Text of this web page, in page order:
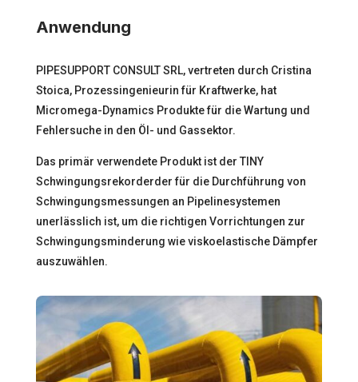
Anwendung
PIPESUPPORT CONSULT SRL, vertreten durch Cristina
Stoica, Prozessingenieurin für Kraftwerke, hat
Micromega-Dynamics Produkte für die Wartung und
Fehlersuche in den Öl- und Gassektor.
Das primär verwendete Produkt ist der TINY
Schwingungsrekorderder für die Durchführung von
Schwingungsmessungen an Pipelinesystemen
unerlässlich ist, um die richtigen Vorrichtungen zur
Schwingungsminderung wie viskoelastische Dämpfer
auszuwählen.